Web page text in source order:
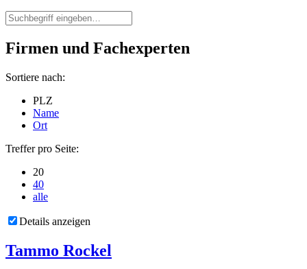
Firmen und Fachexperten
Sortiere nach:
PLZ
Name
Ort
Treffer pro Seite:
20
40
alle
Details anzeigen
Tammo Rockel